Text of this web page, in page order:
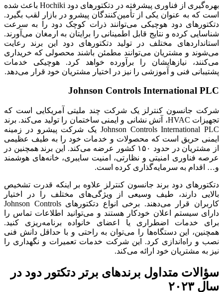
بهره‌گیری از فناوری پیشرفته در دتکتورهای دود Hochiki باعث شده
است که به عنوان یکی از تأمین‌کنندگان پیشرو در بازار لقب بگیرد.
دتکتورهای دود هوچیکی می‌توانند ذرات کوچک دود را به سرعت
شناسایی کرده و نتایج قابل اطمینانی را برایتان به ارمغان می‌آورند.
استانداردهای مختلف در تولید دتکتورهای دود این برند رعایت
می‌شوند و مشتریان می‌توانند مطمئن باشند محصولی که خریداری
می‌کنند، نیازهایشان را برآورده خواهد کرد. هوچیکی خدمات
پشتیبانی فنی و آموزشی را نیز در اختیار مشتریان خود قرار می‌دهد.
Johnson Controls International PLC
شرکت جانسون کنترلز یک شرکت چند ملیتی آمریکایی است که
تجهیزات HVAC، آتش نشانی و ایمنی ساختمان‌ را تولید می‌کند. برند
Johnson Controls International PLC یک شرکت پیشرو در زمینه
ایمنی حریق است که محصولات و خدمات خود را به طیف عظیمی
از مشتریان در حدود ۱۵۰ کشور عرضه می‌کند. این برند همچنین در
عرصه فناوری امنیتی و نظارتی، امنیت سایبری، خانه‌های هوشمند
و… اقدام به سرمایه‌گذاری کرده است.
دتکتورهای دود برند جانسون کنترلز علاوه بر اینکه قدرت تشخیص
بالایی دارند، طیف وسیعی از ویژگی‌های مختلف را در اختیار
کاربران قرار می‌دهند. برخی انواع دتکتورهای Johnson Controls
دارای سیستم اعلان خودکار هستند و می‌توانید اطلاعات تماس را
برای خدمات اضطراری یا اعضای خانواده برنامه‌ریزی کنید.
همچنین، این دستگاه‌ها را می‌توان به راحتی و با حداقل دانش فنی
نصب و راه‌اندازی کرد. این شرکت خدمات تعمیرات و نگهداری را
نیز به مشتریان خود ارائه می‌کند.
سؤالات متداول برندهای برتر دتکتور دود در
سال ۲۰۲۳